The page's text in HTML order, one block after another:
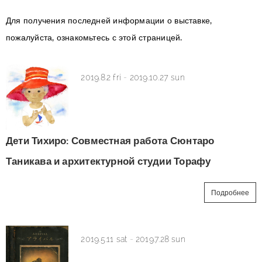
Для получения последней информации о выставке,
пожалуйста, ознакомьтесь с этой страницей.
2019.8.2 fri - 2019.10.27 sun
Дети Тихиро: Совместная работа Сюнтаро
Таникава и архитектурной студии Торафу
Подробнее
2019.5.11 sat - 2019.7.28 sun